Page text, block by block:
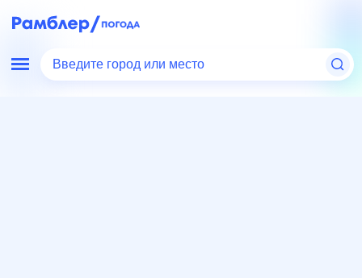
Введите город или место